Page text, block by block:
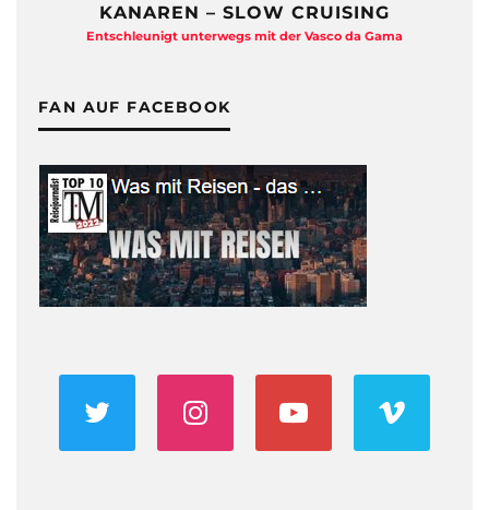
KANAREN – SLOW CRUISING
Entschleunigt unterwegs mit der Vasco da Gama
FAN AUF FACEBOOK